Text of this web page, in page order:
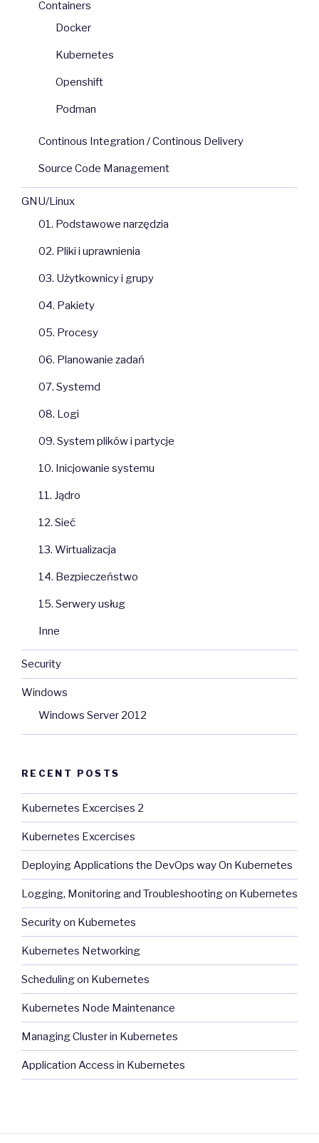
Containers
Docker
Kubernetes
Openshift
Podman
Continous Integration / Continous Delivery
Source Code Management
GNU/Linux
01. Podstawowe narzędzia
02. Pliki i uprawnienia
03. Użytkownicy i grupy
04. Pakiety
05. Procesy
06. Planowanie zadań
07. Systemd
08. Logi
09. System plików i partycje
10. Inicjowanie systemu
11. Jądro
12. Sieć
13. Wirtualizacja
14. Bezpieczeństwo
15. Serwery usług
Inne
Security
Windows
Windows Server 2012
RECENT POSTS
Kubernetes Excercises 2
Kubernetes Excercises
Deploying Applications the DevOps way On Kubernetes
Logging, Monitoring and Troubleshooting on Kubernetes
Security on Kubernetes
Kubernetes Networking
Scheduling on Kubernetes
Kubernetes Node Maintenance
Managing Cluster in Kubernetes
Application Access in Kubernetes